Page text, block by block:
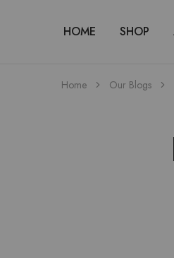
HOME SHOP
Home Our Blogs